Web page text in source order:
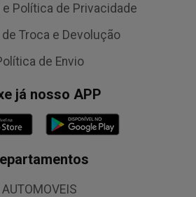
e Política de Privacidade
Troca e Devolução
de Envio
já nosso APP
AUTOMOVEIS